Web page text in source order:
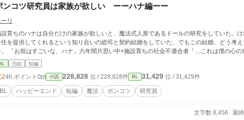
ンコツ研究員は家族が欲しい ーーハナ編ーー
リ
育ちのハナは自分だけの家族が欲しいと、魔法式人形であるドールの研究をしていた。
を提供してくれるという知り合いの総司と契約結婚をしていた。でもこの結婚、どう考
「お前はすごいな、ハナ」六年間片思い中×施設育ちの社会不適合者「…これは僕の心の
完結 短編
24h.ポイント 0pt 小説 228,828 位 / 228,828件 BL 31,429 位 / 31,429件
BL ハッピーエンド 短編 魔法 ポンコツ 研究員
文字数 8,456 最